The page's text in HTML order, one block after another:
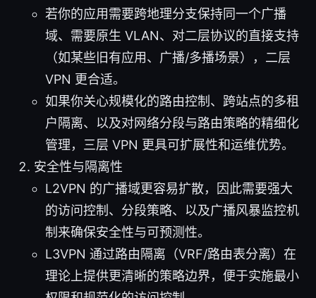
若你的应用需要跨地理分支保持同一个广播
域、需要原生 VLAN、对二层协议的直接支持
（如某些旧有应用、广播/多播场景），二层
VPN 更合适。
如果你关心规模化的路由控制、跨站点的多租
户隔离、以及对网络分段与路由策略的精细化
管理，三层 VPN 更具可扩展性和运维优势。
安全性与隔离性
L2VPN 的广播域更容易扩散，因此需要强大
的访问控制、分段策略、以及广播风暴监控机
制来确保安全性与可预测性。
L3VPN 通过路由隔离（VRF/路由表分离）在
理论上提供更清晰的策略边界，便于实施最小